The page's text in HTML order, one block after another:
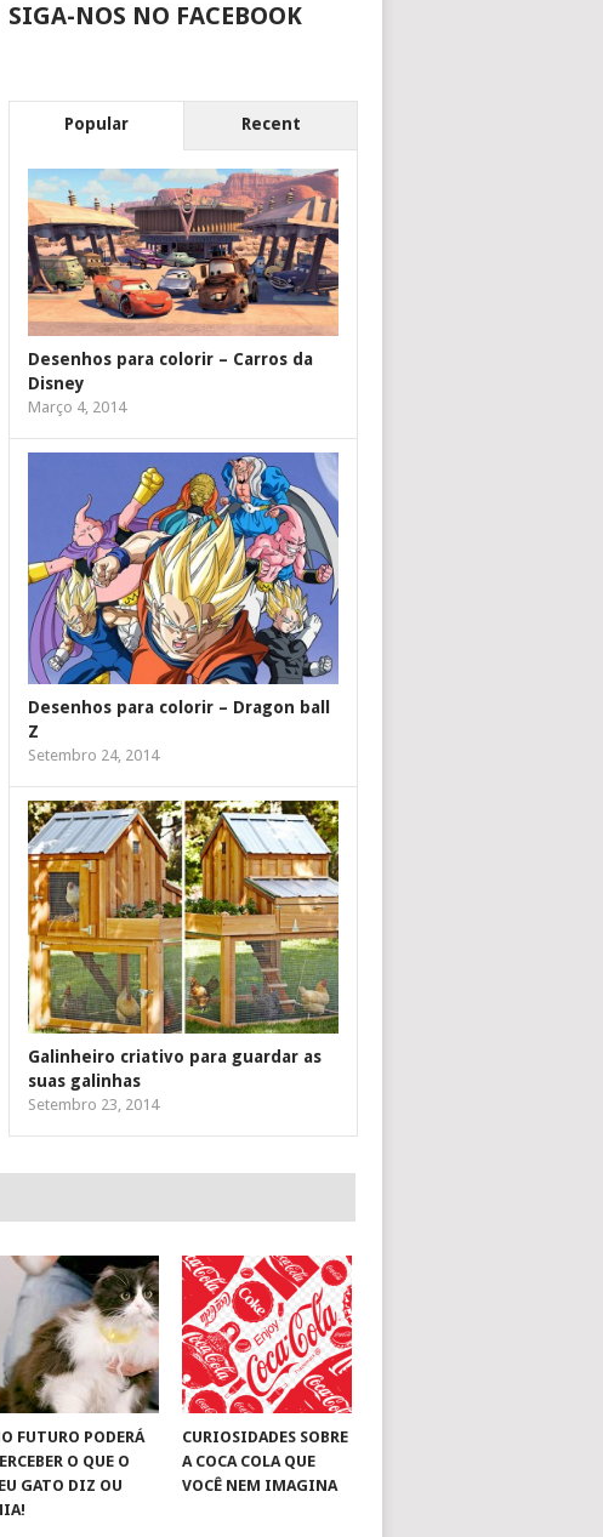
SIGA-NOS NO FACEBOOK
Popular Recent
Desenhos para colorir – Carros da
Disney
Março 4, 2014
Desenhos para colorir – Dragon ball
Z
Setembro 24, 2014
Galinheiro criativo para guardar as
suas galinhas
Setembro 23, 2014
FUTURO PODERÁ
O QUE O
GATO DIZ OU
CURIOSIDADES SOBRE
A COCA COLA QUE
VOCÊ NEM IMAGINA